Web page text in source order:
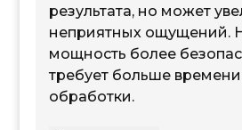
результата, но может
неприятных ощущений.
мощность более
требует больше
обработки.